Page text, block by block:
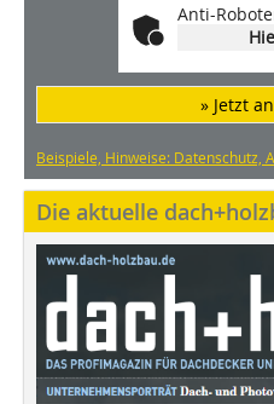
Anti-
» Jetzt
Beispiele, Hinweise: Datenschutz,
Die aktuelle